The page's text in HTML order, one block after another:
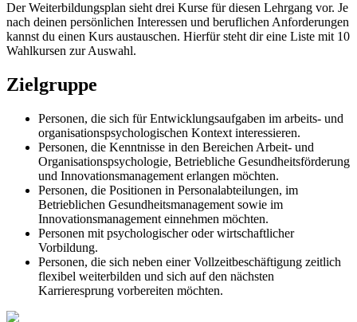
Der Weiterbildungsplan sieht drei Kurse für diesen Lehrgang vor. Je
nach deinen persönlichen Interessen und beruflichen Anforderungen
kannst du einen Kurs austauschen. Hierfür steht dir eine Liste mit 10
Wahlkursen zur Auswahl.
Zielgruppe
Personen, die sich für Entwicklungsaufgaben im arbeits- und
organisationspsychologischen Kontext interessieren.
Personen, die Kenntnisse in den Bereichen Arbeit- und
Organisationspsychologie, Betriebliche Gesundheitsförderung
und Innovationsmanagement erlangen möchten.
Personen, die Positionen in Personalabteilungen, im
Betrieblichen Gesundheitsmanagement sowie im
Innovationsmanagement einnehmen möchten.
Personen mit psychologischer oder wirtschaftlicher
Vorbildung.
Personen, die sich neben einer Vollzeitbeschäftigung zeitlich
flexibel weiterbilden und sich auf den nächsten
Karrieresprung vorbereiten möchten.